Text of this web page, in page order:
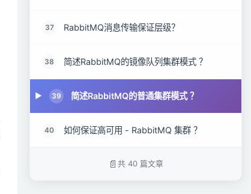
37 RabbitMQ消息传输保证层级？
38 简述RabbitMQ的镜像队列集群模式 ？
39 简述RabbitMQ的普通集群模式 ？
40 如何保证高可用 - RabbitMQ 集群 ？
共 40 篇文章